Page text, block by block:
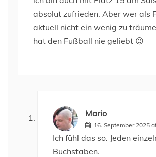
absolut zufrieden. Aber wer als
aktuell nicht ein wenig zu
hat den Fußball nie geliebt 😉
Mario
16. September 2025
Ich fühl das so. Jeden
Buchstaben.